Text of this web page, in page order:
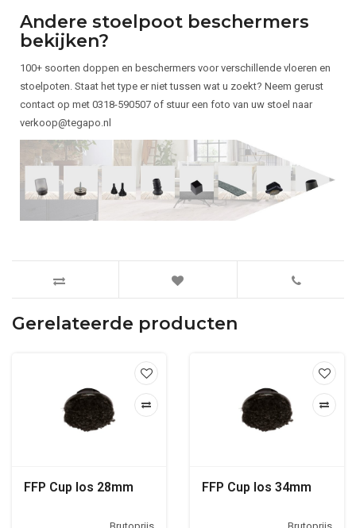
Andere stoelpoot beschermers
bekijken?
100+ soorten doppen en beschermers voor verschillende vloeren en
stoelpoten. Staat het type er niet tussen wat u zoekt? Neem gerust
contact op met 0318-590507 of stuur een foto van uw stoel naar
verkoop@tegapo.nl
Gerelateerde producten
FFP Cup los 28mm FFP Cup los 34mm